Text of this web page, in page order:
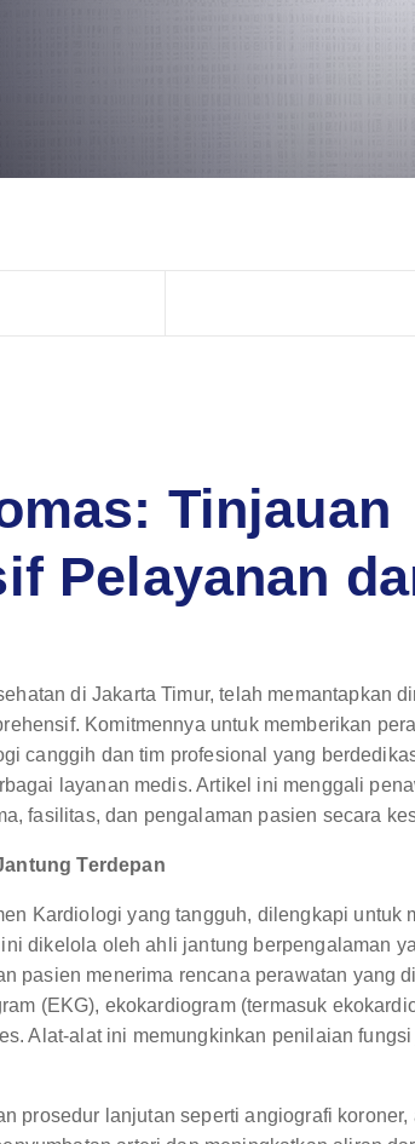
Tinjauan
Pelayanan
di Jakarta Timur, telah memantapkan
Komitmennya untuk memberikan
canggih dan tim profesional yang
layanan medis. Artikel ini menggali
fasilitas, dan pengalaman pasien secara
Terdepan
Kardiologi yang tangguh, dilengkapi untuk
dikelola oleh ahli jantung berpengalaman
pasien menerima rencana perawatan yang
(EKG), ekokardiogram (termasuk
Alat-alat ini memungkinkan penilaian
prosedur lanjutan seperti angiografi koroner,